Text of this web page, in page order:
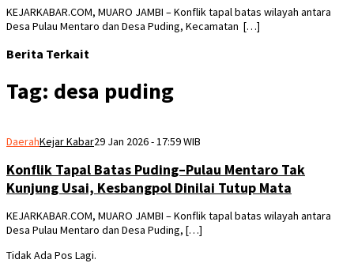
KEJARKABAR.COM, MUARO JAMBI – Konflik tapal batas wilayah antara
Desa Pulau Mentaro dan Desa Puding, Kecamatan […]
Berita Terkait
Tag: desa puding
DaerahKejar Kabar29 Jan 2026 - 17:59 WIB
Konflik Tapal Batas Puding–Pulau Mentaro Tak
Kunjung Usai, Kesbangpol Dinilai Tutup Mata
KEJARKABAR.COM, MUARO JAMBI – Konflik tapal batas wilayah antara
Desa Pulau Mentaro dan Desa Puding, […]
Tidak Ada Pos Lagi.